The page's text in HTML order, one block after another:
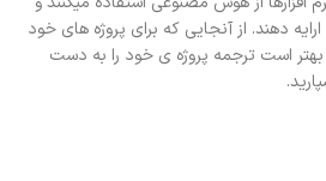
دهند. از آنجایی که برای پروژه های خود
است ترجمه پروژه ی خود را به دست